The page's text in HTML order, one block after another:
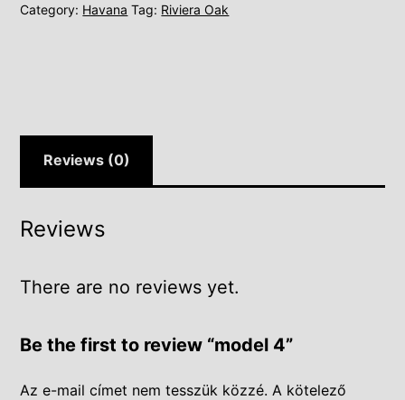
Category: Havana Tag: Riviera Oak
Reviews (0)
Reviews
There are no reviews yet.
Be the first to review “model 4”
Az e-mail címet nem tesszük közzé. A kötelező